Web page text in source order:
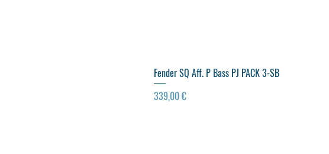
Fender SQ Aff. P Bass PJ PACK 3-SB
Preço
339,00 €